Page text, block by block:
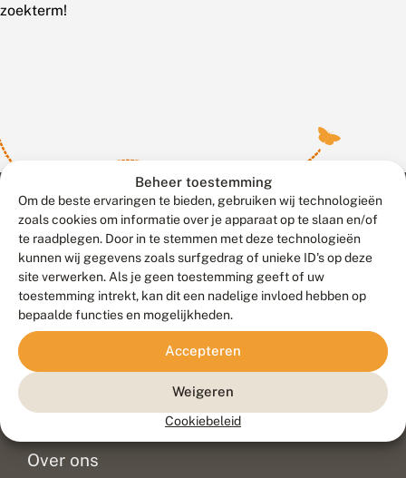
Beheer toestemming
Om de beste ervaringen te bieden, gebruiken wij technologieën
zoals cookies om informatie over je apparaat op te slaan en/of
te raadplegen. Door in te stemmen met deze technologieën
kunnen wij gegevens zoals surfgedrag of unieke ID's op deze
site verwerken. Als je geen toestemming geeft of uw
toestemming intrekt, kan dit een nadelige invloed hebben op
bepaalde functies en mogelijkheden.
Accepteren
Weigeren
Cookiebeleid
zoekterm!
Contact
Veelgestelde vragen
Doneer
Over ons
Meld waarnemingen© 2026 Vlinderstichting
Duurzaam ontwikkeld door
Go2People
, ontworpen door
Blue Field Agency
Privacy
Disclaimer
Sitemap